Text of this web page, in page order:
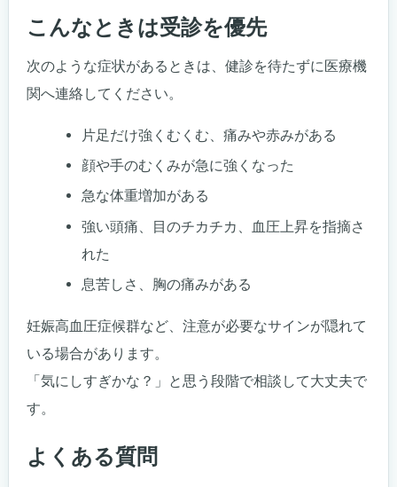
こんなときは受診を優先
次のような症状があるときは、健診を待たずに医療機
関へ連絡してください。
片足だけ強くむくむ、痛みや赤みがある
顔や手のむくみが急に強くなった
急な体重増加がある
強い頭痛、目のチカチカ、血圧上昇を指摘さ
れた
息苦しさ、胸の痛みがある
妊娠高血圧症候群など、注意が必要なサインが隠れて
いる場合があります。
「気にしすぎかな？」と思う段階で相談して大丈夫で
す。
よくある質問